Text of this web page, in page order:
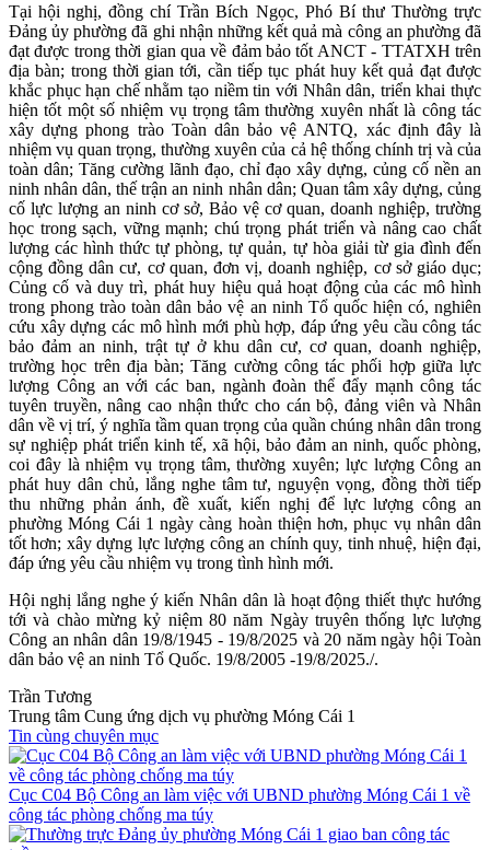
Tại hội nghị, đồng chí Trần Bích Ngọc, Phó Bí thư Thường trực
Đảng ủy phường đã ghi nhận những kết quả mà công an phường đã
đạt được trong thời gian qua về đảm bảo tốt ANCT - TTATXH trên
địa bàn; trong thời gian tới, cần tiếp tục phát huy kết quả đạt được
khắc phục hạn chế nhằm tạo niềm tin với Nhân dân, triển khai thực
hiện tốt một số nhiệm vụ trọng tâm thường xuyên nhất là công tác
xây dựng phong trào Toàn dân bảo vệ ANTQ, xác định đây là
nhiệm vụ quan trọng, thường xuyên của cả hệ thống chính trị và của
toàn dân; Tăng cường lãnh đạo, chỉ đạo xây dựng, củng cố nền an
ninh nhân dân, thế trận an ninh nhân dân; Quan tâm xây dựng, củng
cố lực lượng an ninh cơ sở, Bảo vệ cơ quan, doanh nghiệp, trường
học trong sạch, vững mạnh; chú trọng phát triển và nâng cao chất
lượng các hình thức tự phòng, tự quản, tự hòa giải từ gia đình đến
cộng đồng dân cư, cơ quan, đơn vị, doanh nghiệp, cơ sở giáo dục;
Củng cố và duy trì, phát huy hiệu quả hoạt động của các mô hình
trong phong trào toàn dân bảo vệ an ninh Tổ quốc hiện có, nghiên
cứu xây dựng các mô hình mới phù hợp, đáp ứng yêu cầu công tác
bảo đảm an ninh, trật tự ở khu dân cư, cơ quan, doanh nghiệp,
trường học trên địa bàn; Tăng cường công tác phối hợp giữa lực
lượng Công an với các ban, ngành đoàn thể đẩy mạnh công tác
tuyên truyền, nâng cao nhận thức cho cán bộ, đảng viên và Nhân
dân về vị trí, ý nghĩa tầm quan trọng của quần chúng nhân dân trong
sự nghiệp phát triển kinh tế, xã hội, bảo đảm an ninh, quốc phòng,
coi đây là nhiệm vụ trọng tâm, thường xuyên; lực lượng Công an
phát huy dân chủ, lắng nghe tâm tư, nguyện vọng, đồng thời tiếp
thu những phản ánh, đề xuất, kiến nghị để lực lượng công an
phường Móng Cái 1 ngày càng hoàn thiện hơn, phục vụ nhân dân
tốt hơn; xây dựng lực lượng công an chính quy, tinh nhuệ, hiện đại,
đáp ứng yêu cầu nhiệm vụ trong tình hình mới.
Hội nghị lắng nghe ý kiến Nhân dân là hoạt động thiết thực hướng
tới và chào mừng kỷ niệm 80 năm Ngày truyên thống lực lượng
Công an nhân dân 19/8/1945 - 19/8/2025 và 20 năm ngày hội Toàn
dân bảo vệ an ninh Tổ Quốc. 19/8/2005 -19/8/2025./.
Trần Tương
Trung tâm Cung ứng dịch vụ phường Móng Cái 1
Tin cùng chuyên mục
Cục C04 Bộ Công an làm việc với UBND phường Móng Cái 1 về
công tác phòng chống ma túy